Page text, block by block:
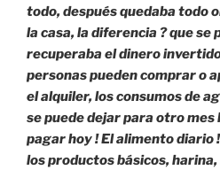
todo, después quedaba todo
la casa, la diferencia ? que se
recuperaba el dinero
personas pueden comprar o
el alquiler, los consumos de
se puede dejar para otro mes
pagar hoy ! El alimento diario
los productos básicos,